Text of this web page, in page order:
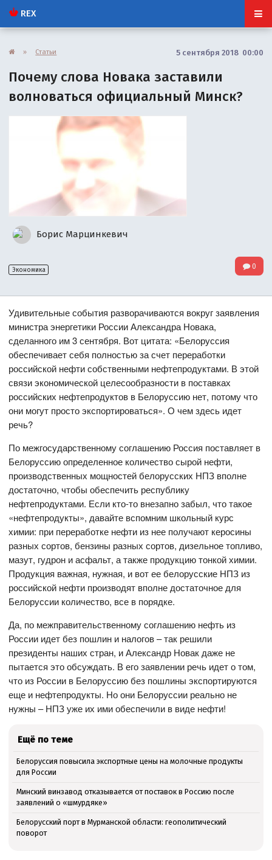
REX
» Статьи 5 сентября 2018 00:00
Почему слова Новака заставили
волноваться официальный Минск?
Борис Марцинкевич
Экономика 0
Удивительные события разворачиваются вокруг заявления
министра энергетики России Александра Новака,
сделанного им 3 сентября. Вот цитата: «Белоруссия
обеспечивает себя полностью за счет переработки
российской нефти собственными нефтепродуктами. В этой
связи экономической целесообразности в поставках
российских нефтепродуктов в Белоруссию нет, потому что
они могут просто экспортироваться». О чем здесь идет
речь?
По межгосударственному соглашению Россия поставляет в
Белоруссию определенное количество сырой нефти,
производственных мощностей белорусских НПЗ вполне
достаточно, чтобы обеспечить республику
нефтепродуктами. Если кто-то внезапно забыл, что такое
«нефтепродукты», давайте вспомним школьный курс
химии: при переработке нефти из нее получают керосины
разных сортов, бензины разных сортов, дизельное топливо,
мазут, гудрон и асфальт, а также продукцию тонкой химии.
Продукция важная, нужная, и вот ее белорусские НПЗ из
российской нефти производят вполне достаточное для
Белоруссии количество, все в порядке.
Да, по межправительственному соглашению нефть из
России идет без пошлин и налогов – так решили
президенты наших стран, и Александр Новак даже не
пытается это обсуждать. В его заявлении речь идет о том,
что из России в Белоруссию без пошлины экспортируются
еще и нефтепродукты. Но они Белоруссии реально не
нужны – НПЗ уже их ими обеспечили в виде нефти!
Ещё по теме
Белоруссия повысила экспортные цены на молочные продукты
для России
Минский винзавод отказывается от поставок в Россию после
заявлений о «шмурдяке»
Белорусский порт в Мурманской области: геополитический
поворот